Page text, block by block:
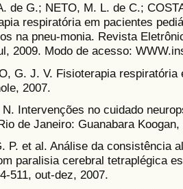
de G.; NETO, M. L. de C.;
respiratória em pacientes
na pneu-monia. Revista
2009. Modo de acesso:
G. J. V. Fisioterapia respiratória
2007.
Intervenções no cuidado
de Janeiro: Guanabara Koogan,
P. et al. Análise da consistência
paralisia cerebral tetraplégica
511, out-dez, 2007.